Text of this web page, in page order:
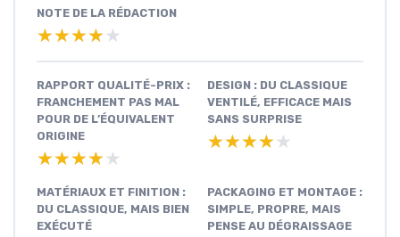
NOTE DE LA RÉDACTION
★★★★★
★★★★★
RAPPORT QUALITÉ-PRIX :
FRANCHEMENT PAS MAL
POUR DE L’ÉQUIVALENT
ORIGINE
★★★★★
★★★★★
DESIGN : DU CLASSIQUE
VENTILÉ, EFFICACE MAIS
SANS SURPRISE
★★★★★
★★★★★
MATÉRIAUX ET FINITION :
DU CLASSIQUE, MAIS BIEN
EXÉCUTÉ
PACKAGING ET MONTAGE :
SIMPLE, PROPRE, MAIS
PENSE AU DÉGRAISSAGE